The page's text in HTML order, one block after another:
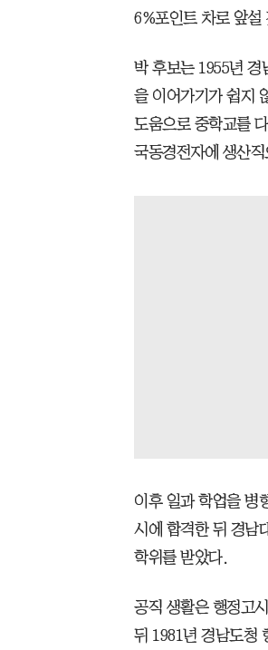
6%포인트 차로 앞설
박 후보는 1955년 경
을 이어가기가 쉽지
도움으로 중학교를
국동경전자에 생산
이후 일과 학업을 병
시에 합격한 뒤 경남
학위를 받았다.
공직 생활은 행정고
뒤 1981년 경남도청